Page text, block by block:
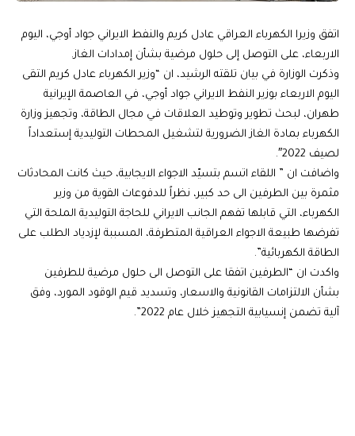
اتفق وزيرا الكهرباء العراقي عادل كريم والنفط الايراني جواد أوجي، اليوم
الاربعاء، على التوصل إلى حلول مرضية بشأن إمدادات الغاز.
وذكرت الوزارة في بيان تلقته الرشيد، ان “وزير الكهرباء عادل كريم التقى
اليوم الاربعاء بوزير النفط الايراني جواد أوجي، في العاصمة الإيرانية
طهران، لبحث تطوير وتوطيد العلاقات في مجال الطاقة، وتجهيز وزارة
الكهرباء بمادة الغاز الضرورية لتشغيل المحطات التوليدية إستعداداً
لصيف 2022″.
واضافت ان ” اللقاء اتسم بتسيّد الاجواء الايجابية، حيث كانت المحادثات
مثمرة بين الطرفين الى حد كبير، نظراً للدفوعات القوية من وزير
الكهرباء، التي قابلها تفهم الجانب الايراني للحاجة التوليدية الملحة التي
تفرضها طبيعة الاجواء العراقية المتطرفة، المسببة لإزدياد الطلب على
الطاقة الكهربائية”.
واكدت ان “الطرفين اتفقا على التوصل الى حلول مرضية للطرفين
بشأن الالتزامات القانونية والاسعار، وتسديد قيم الوقود المورد، وفق
آلية تضمن إنسيابية التجهيز خلال عام 2022”.